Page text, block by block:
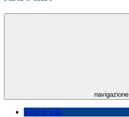
navigazione
Tutte le info